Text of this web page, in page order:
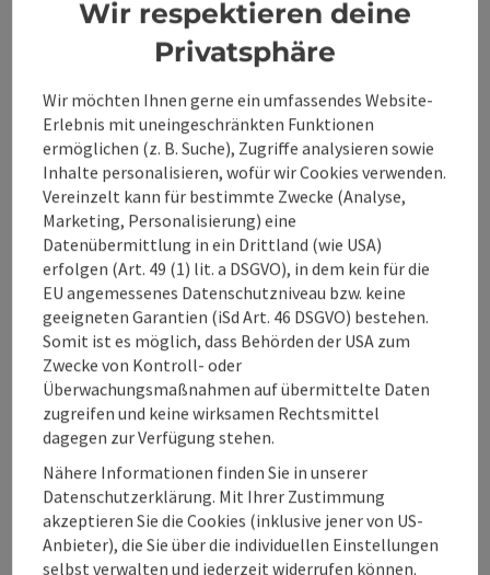
Dauer: 12m
Länge: 677 m
Schwierigkeit:
Leicht
Kondition:
Sehr leicht
Panorama:
Einige Ausblicke
Beitrag merken: natur.BANK.wege | Weyer |
natur.BANK.wege | Weyer |
Bärenkogel | 333512
StartortSteinbach an der Steyr
Wanderweg
Dauer: 20m
Länge: 777 m
Höhenmeter aufsteigend: 120 m
Wir respektieren deine
Privatsphäre
Wir möchten Ihnen gerne ein umfassendes Website-
Erlebnis mit uneingeschränkten Funktionen
ermöglichen (z. B. Suche), Zugriffe analysieren sowie
Inhalte personalisieren, wofür wir Cookies verwenden.
Vereinzelt kann für bestimmte Zwecke (Analyse,
Marketing, Personalisierung) eine
Datenübermittlung in ein Drittland (wie USA)
erfolgen (Art. 49 (1) lit. a DSGVO), in dem kein für die
EU angemessenes Datenschutzniveau bzw. keine
geeigneten Garantien (iSd Art. 46 DSGVO) bestehen.
Somit ist es möglich, dass Behörden der USA zum
Zwecke von Kontroll- oder
Überwachungsmaßnahmen auf übermittelte Daten
zugreifen und keine wirksamen Rechtsmittel
dagegen zur Verfügung stehen.
Nähere Informationen finden Sie in unserer
Datenschutzerklärung. Mit Ihrer Zustimmung
akzeptieren Sie die Cookies (inklusive jener von US-
Anbieter), die Sie über die individuellen Einstellungen
selbst verwalten und jederzeit widerrufen können.